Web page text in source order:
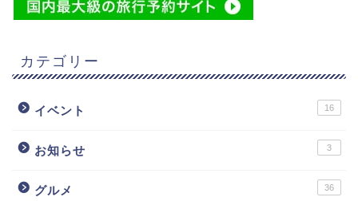
カテゴリー
イベント 16
お知らせ 3
グルメ 36